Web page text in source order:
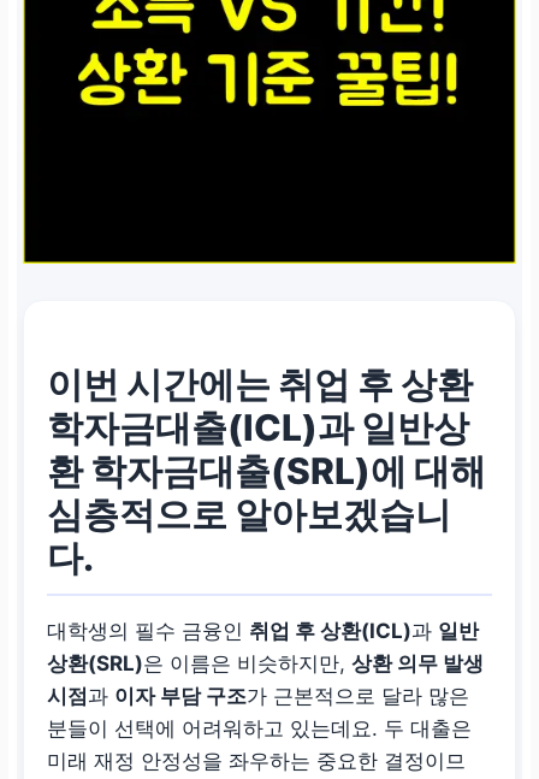
이번 시간에는 취업 후 상환
학자금대출(ICL)과일반상
환 학자금대출(SRL)에 대해
심층적으로 알아보겠습니
다.
대학생의 필수 금융인 취업 후 상환(ICL)과 일반
상환(SRL)은 이름은 비슷하지만,상환 의무 발생
시점과 이자 부담 구조가 근본적으로 달라 많은
분들이 선택에 어려워하고 있는데요. 두 대출은
미래 재정 안정성을 좌우하는 중요한 결정이므